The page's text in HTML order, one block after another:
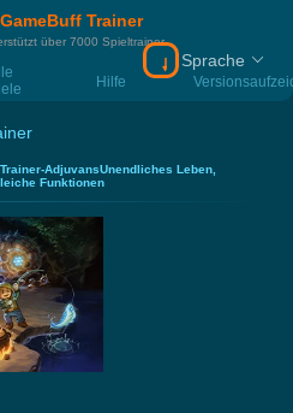
GameBuff Trainer
über 7000 Spieltrainer
Hilfe
Download
Sprache
AdjuvansUnendliches Leben,
Funktionen